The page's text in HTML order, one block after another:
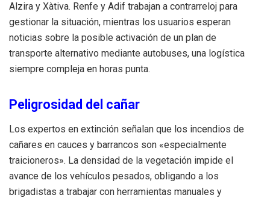
Alzira y Xàtiva. Renfe y Adif trabajan a contrarreloj para
gestionar la situación, mientras los usuarios esperan
noticias sobre la posible activación de un plan de
transporte alternativo mediante autobuses, una logística
siempre compleja en horas punta.
Peligrosidad del cañar
Los expertos en extinción señalan que los incendios de
cañares en cauces y barrancos son «especialmente
traicioneros». La densidad de la vegetación impide el
avance de los vehículos pesados, obligando a los
brigadistas a trabajar con herramientas manuales y